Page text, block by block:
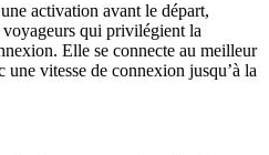
activation avant le départ,
qui privilégient la
Elle se connecte au meilleur
une vitesse de connexion jusqu’à la